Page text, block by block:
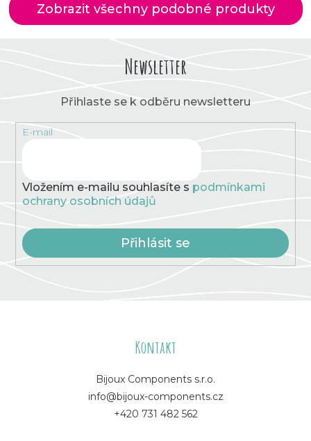
Zobrazit všechny podobné produkty
Newsletter
Přihlaste se k odběru newsletteru
E-mail
Vložením e-mailu souhlasíte s podmínkami
ochrany osobních údajů
Přihlásit se
Kontakt
Bijoux Components s.r.o.
info@bijoux-components.cz
+420 731 482 562